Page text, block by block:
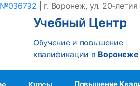
| г. Воронеж, ул. 20-
Учебный Центр
Обучение и повышение
квалификации в Воронеже
Повышение